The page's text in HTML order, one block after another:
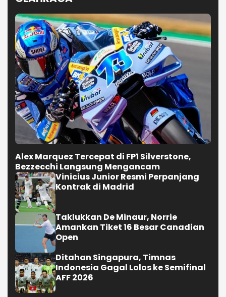
Alex Marquez Tercepat di FP1 Silverstone,
Bezzecchi Langsung Mengancam
Vinicius Junior Resmi Perpanjang
Kontrak di Madrid
Taklukkan De Minaur, Norrie
Amankan Tiket 16 Besar Canadian
Open
Ditahan Singapura, Timnas
Indonesia Gagal Lolos ke Semifinal
AFF 2026